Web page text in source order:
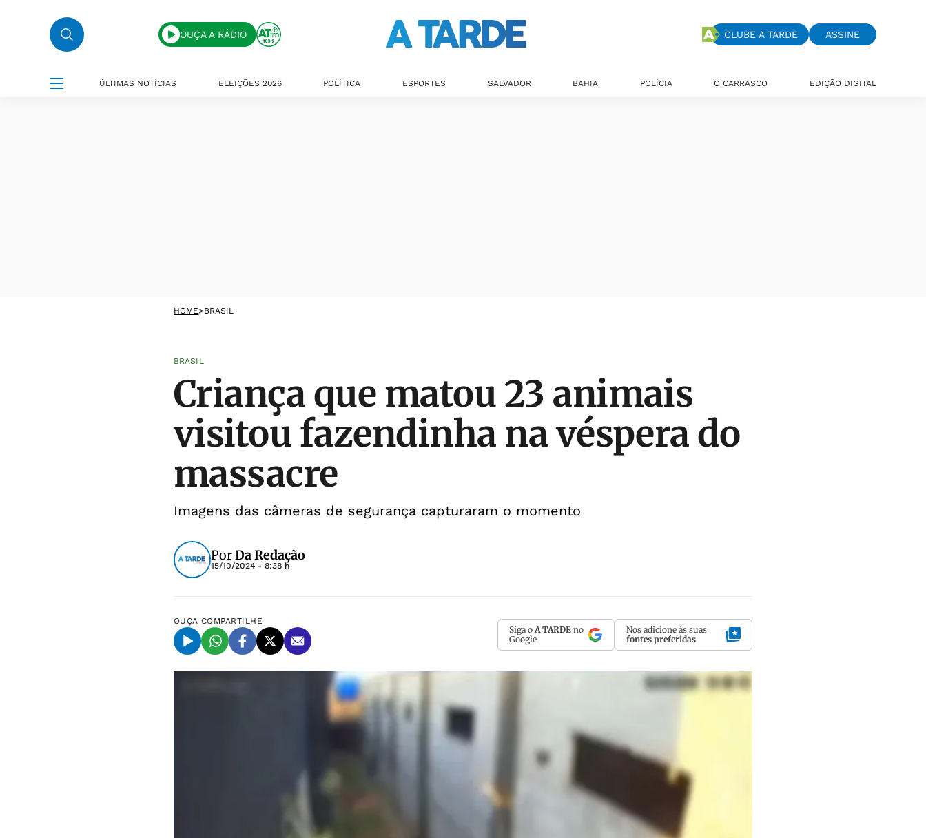
OUÇA A RÁDIO CLUBE A TARDE ASSINE
ÚLTIMAS NOTÍCIAS ELEIÇÕES 2026 POLÍTICA ESPORTES SALVADOR BAHIA POLÍCIA O CARRASCO EDIÇÃO DIGITAL
HOME>BRASIL
BRASIL
Criança que matou 23 animais
visitou fazendinha na véspera do
massacre
Imagens das câmeras de segurança capturaram o momento
PorDa Redação
15/10/2024 - 8:38 h
OUÇA COMPARTILHE
Siga o A TARDE no
Google
Nos adicione às suas
fontes preferidas